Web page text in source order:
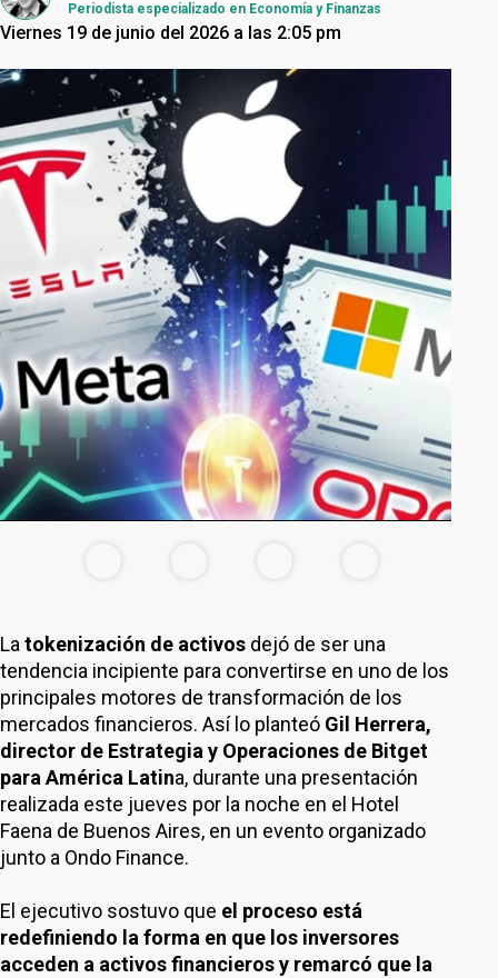
Periodista especializado en Economía y Finanzas
Viernes 19 de junio del 2026 a las 2:05 pm
La tokenización de activos dejó de ser una
tendencia incipiente para convertirse en uno de los
principales motores de transformación de los
mercados financieros. Así lo planteó Gil Herrera,
director de Estrategia y Operaciones de Bitget
para América Latina, durante una presentación
realizada este jueves por la noche en el Hotel
Faena de Buenos Aires, en un evento organizado
junto a Ondo Finance.
El ejecutivo sostuvo que el proceso está
redefiniendo la forma en que los inversores
acceden a activos financieros y remarcó que la